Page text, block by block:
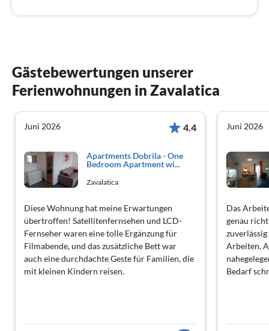
Gästebewertungen unserer
Ferienwohnungen in Zavalatica
Juni 2026 4.4
Apartments Dobrila - One
Bedroom Apartment wi...
Zavalatica
Diese Wohnung hat meine Erwartungen
übertroffen! Satellitenfernsehen und LCD-
Fernseher waren eine tolle Ergänzung für
Filmabende, und das zusätzliche Bett war
auch eine durchdachte Geste für Familien, die
mit kleinen Kindern reisen.
Juni 2026
Das
genau
Arbeiten.
Bedarf